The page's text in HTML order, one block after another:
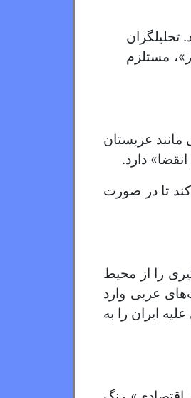
مستلزم
عربستان
دارد.
تا در صورت
را از محیط
عربی وارد
ایران را به